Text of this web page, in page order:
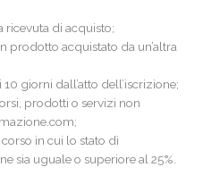
ricevuta di acquisto;
prodotto acquistato da un’altra
giorni dall’atto dell’iscrizione;
prodotti o servizi non
in cui lo stato di
sia uguale o superiore al 25%.
al trattamento dei
quanto stabilito
privacy*
130 D.Lgs.